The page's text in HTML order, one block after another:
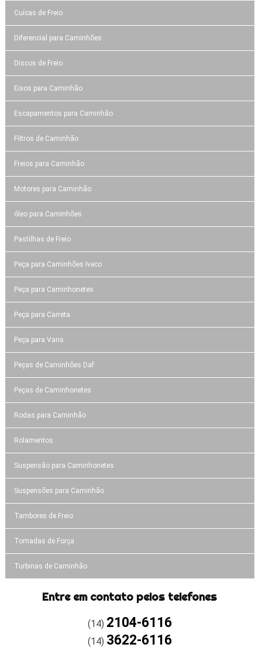
Cuícas de Freio
Diferencial para Caminhões
Discos de Freio
Eixos para Caminhão
Escapamentos para Caminhão
Filtros de Caminhão
Freios para Caminhão
Motores para Caminhão
óleo para Caminhões
Pastilhas de Freio
Peça para Caminhões Iveco
Peça para Caminhonetes
Peça para Carreta
Peça para Vans
Peças de Caminhões Daf
Peças de Caminhonetes
Rodas para Caminhão
Rolamentos
Suspensão para Caminhonetes
Suspensões para Caminhão
Tambores de Freio
Tomadas de Força
Turbinas de Caminhão
Entre em contato pelos telefones
(14) 2104-6116
(14) 3622-6116